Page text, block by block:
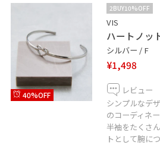
40%OFF
2BUY10%OFF
VIS
ハートノッ
シルバー / F
¥1,498
レビュー
シンプルなデ
のコーディネ
半袖をたくさ
トとして腕に